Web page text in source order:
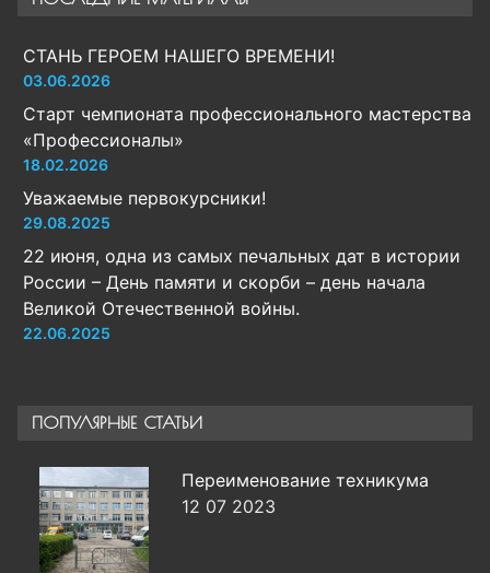
СТАНЬ ГЕРОЕМ НАШЕГО ВРЕМЕНИ!
03.06.2026
Старт чемпионата профессионального мастерства
«Профессионалы»
18.02.2026
Уважаемые первокурсники!
29.08.2025
22 июня, одна из самых печальных дат в истории
России – День памяти и скорби – день начала
Великой Отечественной войны.
22.06.2025
ПОПУЛЯРНЫЕ СТАТЬИ
Переименование техникума
12 07 2023